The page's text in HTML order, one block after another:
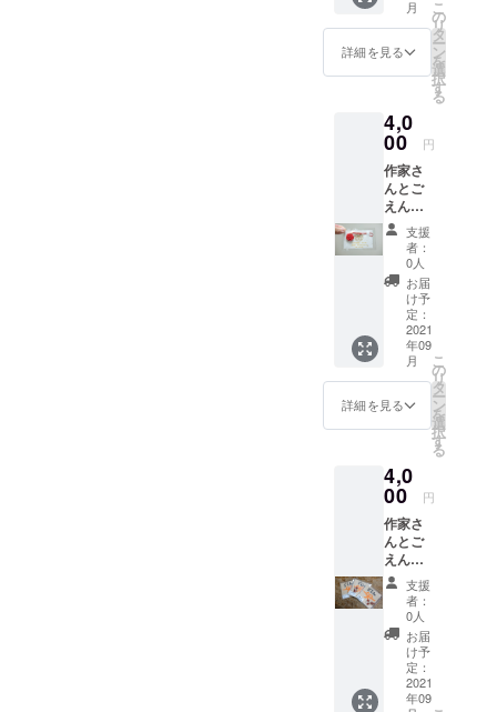
めながら一
つ一つ手仕
事で丁寧に
焼き上げて
ベーグルは
天然酵母・
国産小麦・
きび砂糖・
天日海塩の
みを使用
し、卵・乳
製品・油脂
類を使わず
焼き上げて
おります。
噛むほどに
が広がる、
もっちりや
わらかな新
食感の無添
加ベーグル
です！
卵乳製品不
使用の動物
パンシリー
ていた
だきま
した。
ありが
とうの
メール
をお送
りさせ
ていた
だきま
す。
月
詳細を見る
こ
の
リ
タ
ー
ン
を
選
択
す
る
4,0
00 円
作家さ
んとご
えん
や。が
コラボ
して生
まれた
オリジ
ナルの
縁起物
梅結び
の水引
きを一
つお送
りしま
す！ (運
能を保
証する
もので
はあり
ませ
ん。)
(種類は
お選び
いただ
けませ
んので
ご了承
くださ
い）
支援
者：
0人
お届
け予
定：
2021
年09
月
詳細を見る
こ
の
リ
タ
ー
ン
を
選
択
す
る
4,0
00 円
作家さ
んとご
えん
や。が
コラボ
して生
まれた
オリジ
ナルの
縁起物
天然石
支援
者：
0人
お届
け予
定：
2021
年09